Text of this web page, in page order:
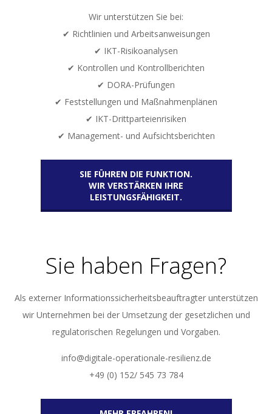
Wir unterstützen Sie bei:
✔ Richtlinien und Arbeitsanweisungen
✔ IKT-Risikoanalysen
✔ Kontrollen und Kontrollberichten
✔ DORA-Prüfungen
✔ Feststellungen und Maßnahmenplänen
✔ IKT-Drittparteienrisiken
✔ Management- und Aufsichtsberichten
SIE FÜHREN DIE FUNKTION.
WIR VERSTÄRKEN IHRE
LEISTUNGSFÄHIGKEIT.
Sie haben Fragen?
Als externer Informationssicherheitsbeauftragter unterstützen
wir Unternehmen bei der Umsetzung der gesetzlichen und
regulatorischen Regelungen und Vorgaben.
info@digitale-operationale-resilienz.de
+49 (0) 152/ 545 73 784